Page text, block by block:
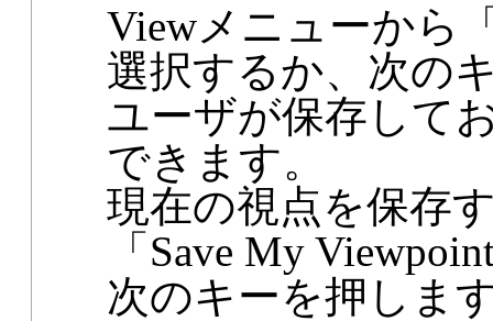
Viewメニューから
選択するか、次の
ユーザが保存して
できます。
現在の視点を保存
「Save My
次のキーを押しま